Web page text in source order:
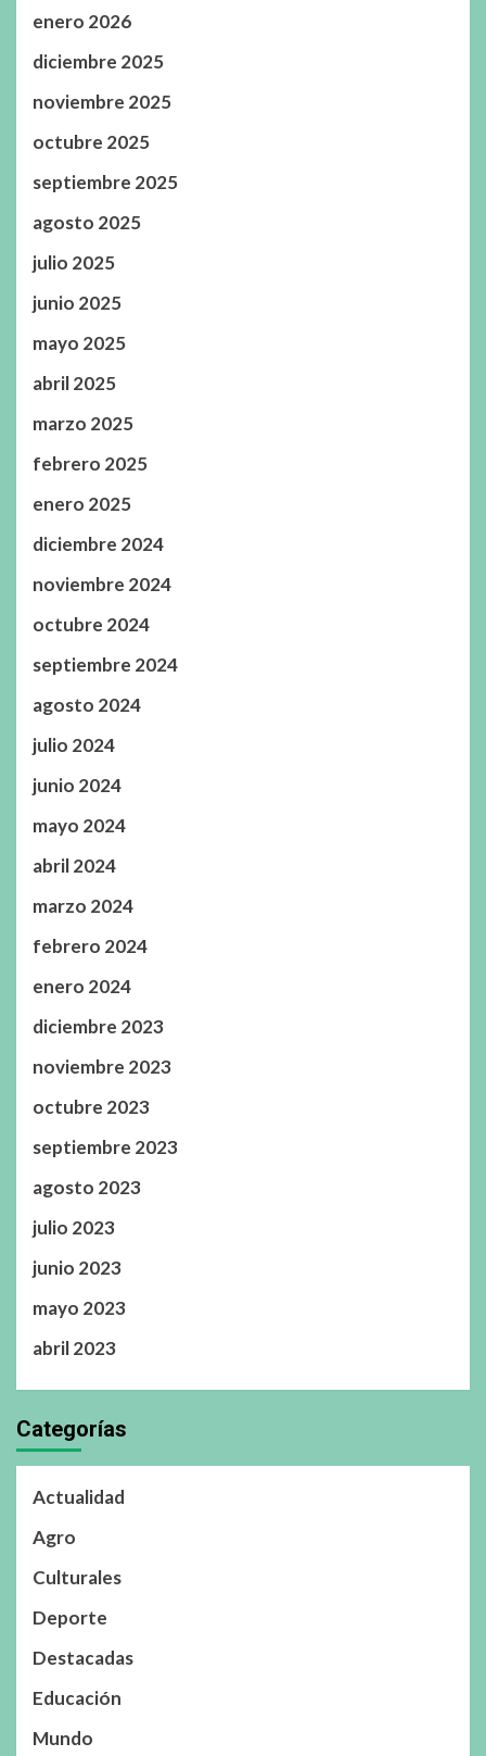
enero 2026
diciembre 2025
noviembre 2025
octubre 2025
septiembre 2025
agosto 2025
julio 2025
junio 2025
mayo 2025
abril 2025
marzo 2025
febrero 2025
enero 2025
diciembre 2024
noviembre 2024
octubre 2024
septiembre 2024
agosto 2024
julio 2024
junio 2024
mayo 2024
abril 2024
marzo 2024
febrero 2024
enero 2024
diciembre 2023
noviembre 2023
octubre 2023
septiembre 2023
agosto 2023
julio 2023
junio 2023
mayo 2023
abril 2023
Categorías
Actualidad
Agro
Culturales
Deporte
Destacadas
Educación
Mundo